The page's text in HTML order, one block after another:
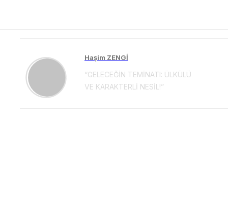
Haşim ZENGİ
“GELECEĞİN TEMİNATI: ÜLKÜLÜ
VE KARAKTERLİ NESİL!”